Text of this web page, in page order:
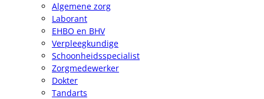
Algemene zorg
Laborant
EHBO en BHV
Verpleegkundige
Schoonheidsspecialist
Zorgmedewerker
Dokter
Tandarts